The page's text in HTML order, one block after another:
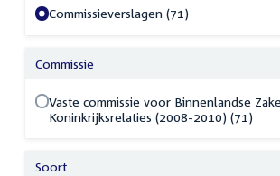
Commissieverslagen (71)
Commissie
Vaste commissie voor Binnenlandse
Koninkrijksrelaties (2008-2010) (71)
Soort